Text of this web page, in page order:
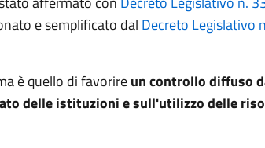
e semplificato dal Decreto Legislativo
è quello di favorireun controllo diffuso
delle istituzioni e sull'utilizzo delle